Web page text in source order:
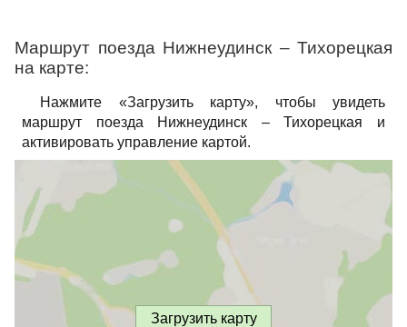
Маршрут поезда Нижнеудинск – Тихорецкая
на карте:
Нажмите «Загрузить карту», чтобы увидеть
маршрут поезда Нижнеудинск – Тихорецкая и
активировать управление картой.
Загрузить карту